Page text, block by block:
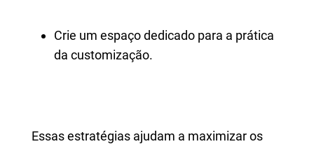
Crie um espaço dedicado para a prática
da customização.
Essas estratégias ajudam a maximizar os